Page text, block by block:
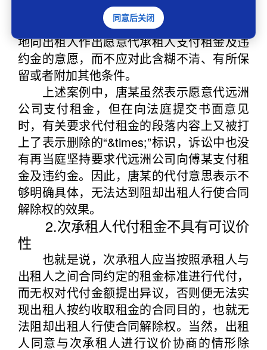
在出租人行使合同解除权时，次承租人
若想阻却租赁合同被解除，应当直接、明确
地向出租人作出愿意代承租人支付租金及违
约金的意愿，而不应对此含糊不清、有所保
留或者附加其他条件。
上述案例中，唐某虽然表示愿意代远洲
公司支付租金，但在向法庭提交书面意见
时，有关要求代付租金的段落内容上又被打
上了表示删除的“&times;”标识，诉讼中也没
有再当庭坚持要求代远洲公司向傅某支付租
金及违约金。因此，唐某的代付意思表示不
够明确具体，无法达到阻却出租人行使合同
解除权的效果。
2.次承租人代付租金不具有可议价
性
也就是说，次承租人应当按照承租人与
出租人之间合同约定的租金标准进行代付，
而无权对代付金额提出异议，否则便无法实
现出租人按约收取租金的合同目的，也就无
法阻却出租人行使合同解除权。当然，出租
人同意与次承租人进行议价协商的情形除
同意后关闭